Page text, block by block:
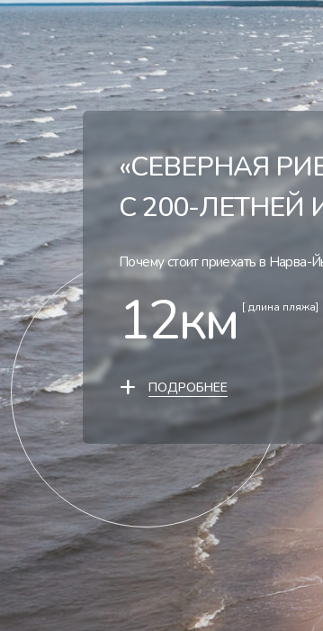
«СЕВЕРНАЯ
С 200-ЛЕТНЕЙ
Почему стоит приехать в Нарва-
12км [ длина пляжа]
ПОДРОБНЕЕ
+